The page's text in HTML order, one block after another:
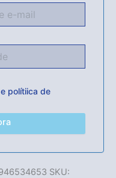
e polítiica de
SKU: